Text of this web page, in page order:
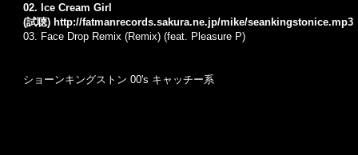
02. Ice Cream Girl
(試聴) http://fatmanrecords.sakura.ne.jp/mike/seankingstonice.mp3
03. Face Drop Remix (Remix) (feat. Pleasure P)
ショーンキングストン 00's キャッチー系